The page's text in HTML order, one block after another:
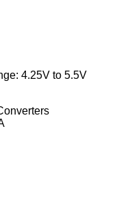
4.25V to 5.5V